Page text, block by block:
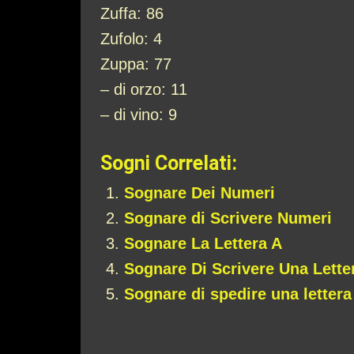
Zuffa: 86
Zufolo: 4
Zuppa: 77
– di orzo: 11
– di vino: 9
Sogni Correlati:
Sognare Dei Numeri
Sognare di Scrivere Numeri
Sognare La Lettera A
Sognare Di Scrivere Una
Sognare di spedire una lettera